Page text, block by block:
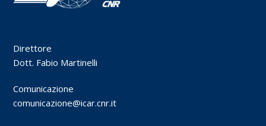
Direttore
Dott. Fabio Martinelli
Comunicazione
comunicazione@icar.cnr.it